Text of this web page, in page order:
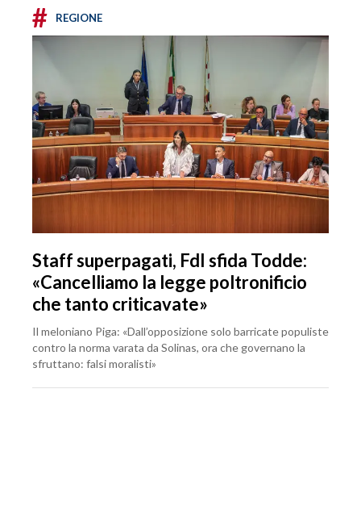
# REGIONE
Staff superpagati, FdI sfida Todde:
«Cancelliamo la legge poltronificio
che tanto criticavate»
Il meloniano Piga: «Dall’opposizione solo barricate populiste
contro la norma varata da Solinas, ora che governano la
sfruttano: falsi moralisti»